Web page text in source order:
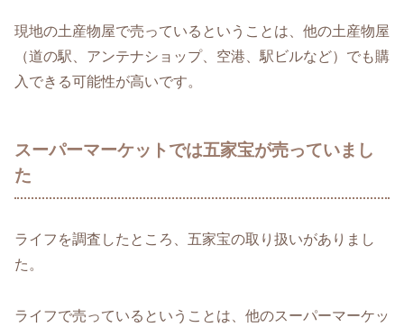
現地の土産物屋で売っているということは、他の土産物屋
（道の駅、アンテナショップ、空港、駅ビルなど）でも購
入できる可能性が高いです。
スーパーマーケットでは五家宝が売っていまし
た
ライフを調査したところ、五家宝の取り扱いがありまし
た。
ライフで売っているということは、他のスーパーマーケッ